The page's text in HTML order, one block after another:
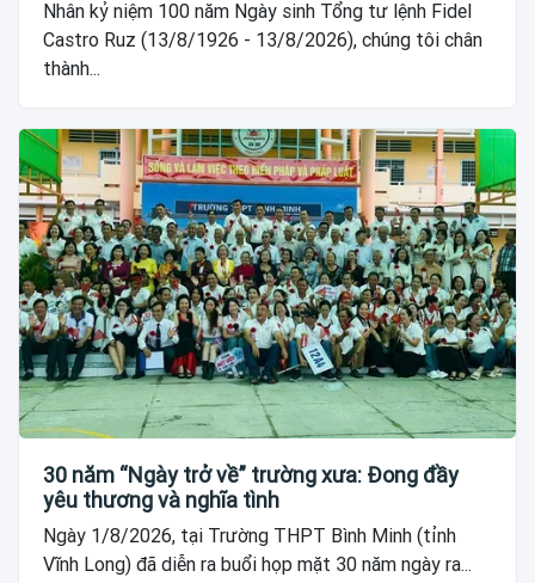
Nhân kỷ niệm 100 năm Ngày sinh Tổng tư lệnh Fidel
Castro Ruz (13/8/1926 - 13/8/2026), chúng tôi chân
thành...
30 năm “Ngày trở về” trường xưa: Đong đầy
yêu thương và nghĩa tình
Ngày 1/8/2026, tại Trường THPT Bình Minh (tỉnh
Vĩnh Long) đã diễn ra buổi họp mặt 30 năm ngày ra...